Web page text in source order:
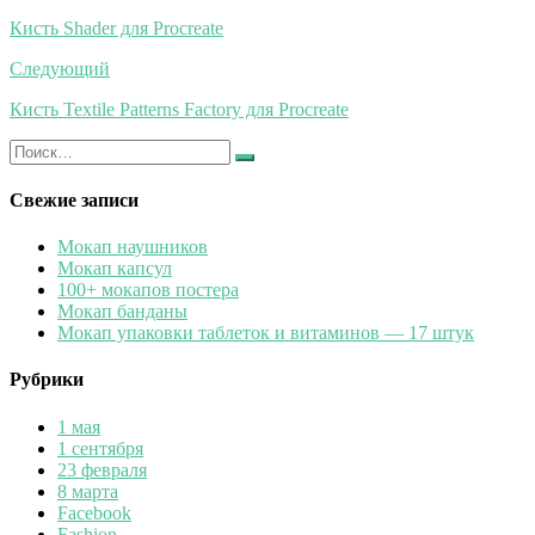
по
записям
Кисть Shader для Procreate
Следующий
Кисть Textile Patterns Factory для Procreate
Искать:
Найти
Свежие записи
Мокап наушников
Мокап капсул
100+ мокапов постера
Мокап банданы
Мокап упаковки таблеток и витаминов — 17 штук
Рубрики
1 мая
1 сентября
23 февраля
8 марта
Facebook